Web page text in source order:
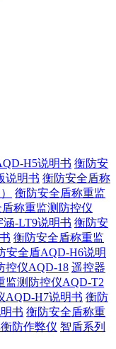
H5说明书 衡防安
说明书 衡防安全盾称
衡防安全盾称重监
称重监测防控仪
-LT9说明书 衡防安
衡防安全盾称重监
安全盾AQD-H6说明
控仪AQD-18 遥控器
监测防控仪AQD-T2
AQD-H7说明书 衡防
书 衡防安全盾称重
防作弊仪 智盾系列